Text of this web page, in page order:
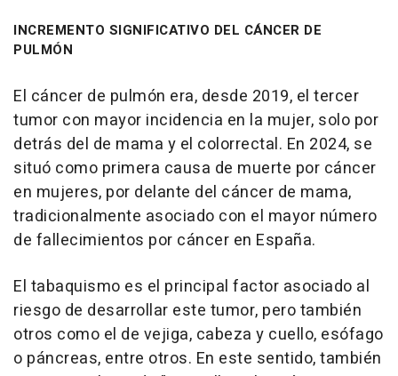
INCREMENTO SIGNIFICATIVO DEL CÁNCER DE
PULMÓN
El cáncer de pulmón era, desde 2019, el tercer
tumor con mayor incidencia en la mujer, solo por
detrás del de mama y el colorrectal. En 2024, se
situó como primera causa de muerte por cáncer
en mujeres, por delante del cáncer de mama,
tradicionalmente asociado con el mayor número
de fallecimientos por cáncer en España.
El tabaquismo es el principal factor asociado al
riesgo de desarrollar este tumor, pero también
otros como el de vejiga, cabeza y cuello, esófago
o páncreas, entre otros. En este sentido, también